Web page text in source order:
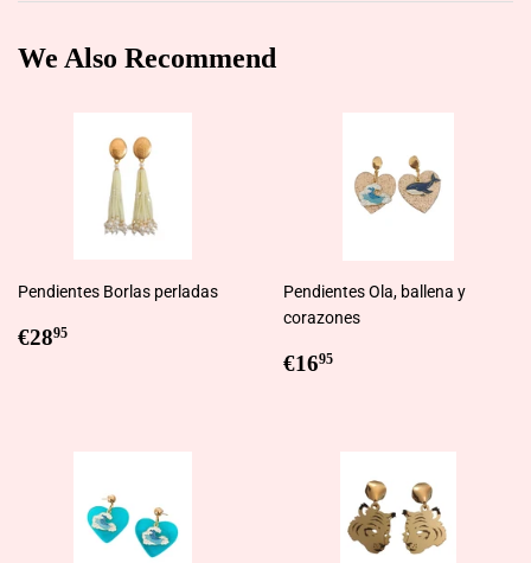
We Also Recommend
Pendientes Borlas perladas
Regular
€2895
Pendientes Ola, ballena y
corazones
Regular
€1695